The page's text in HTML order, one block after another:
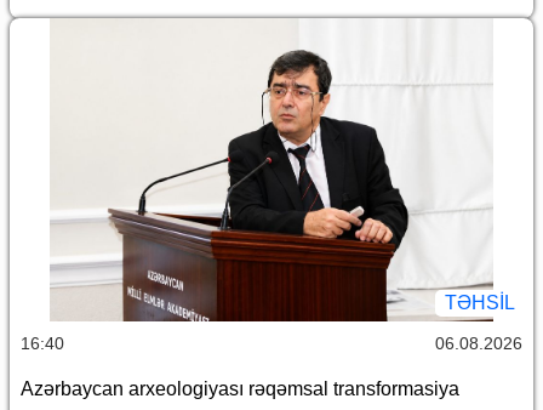
TƏHSIL
16:40 06.08.2026
Azərbaycan arxeologiyası rəqəmsal transformasiya